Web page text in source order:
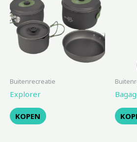
Buitenrecreatie
Explorer
KOPEN